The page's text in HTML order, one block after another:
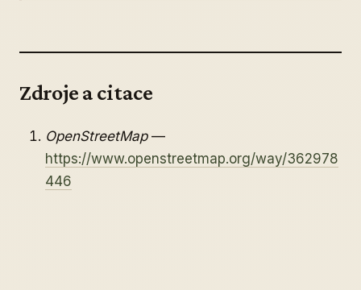
Zdroje a citace
OpenStreetMap—
https://www.openstreetmap.org/way/362978
446